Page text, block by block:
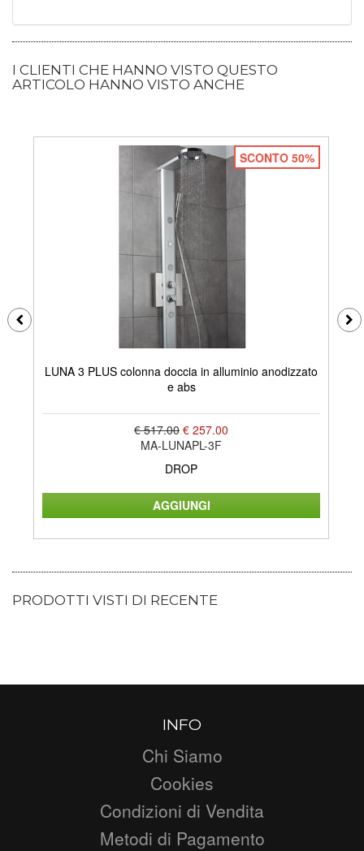
I CLIENTI CHE HANNO VISTO QUESTO
ARTICOLO HANNO VISTO ANCHE
SCONTO 50%
LUNA 3 PLUS colonna doccia in alluminio anodizzato
e abs
€ 517.00 € 257.00
MA-LUNAPL-3F
DROP
PRODOTTI VISTI DI RECENTE
INFO
Chi Siamo
Cookies
Condizioni di Vendita
Metodi di Pagamento